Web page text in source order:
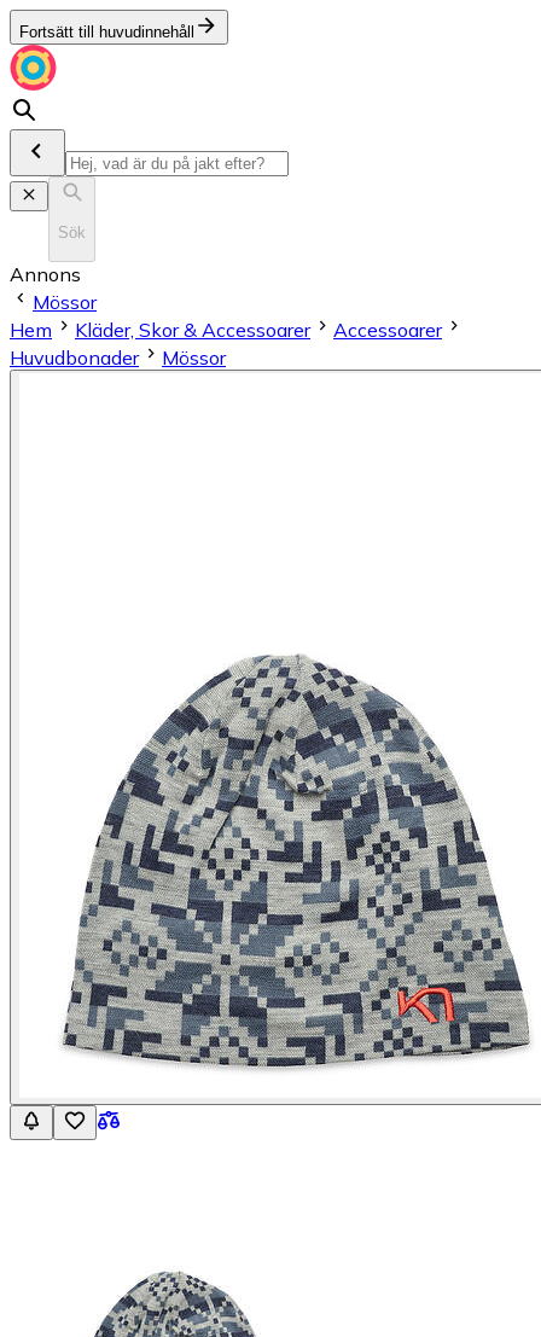
Fortsätt till huvudinnehåll
Sök
Annons
Mössor
Hem
Kläder, Skor & Accessoarer
Accessoarer
Huvudbonader
Mössor